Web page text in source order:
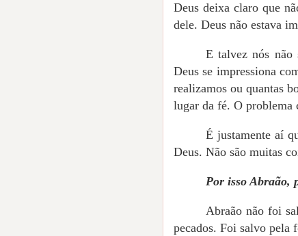
Deus deixa claro que
dele. Deus não estava
E talvez nós não
Deus se impressiona
realizamos ou quantas
lugar da fé. O problema
É justamente aí
Deus. Não são muitas
Por isso Abraão,
Abraão não foi
pecados. Foi salvo pela